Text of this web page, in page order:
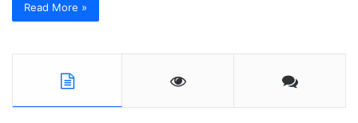
Read More »